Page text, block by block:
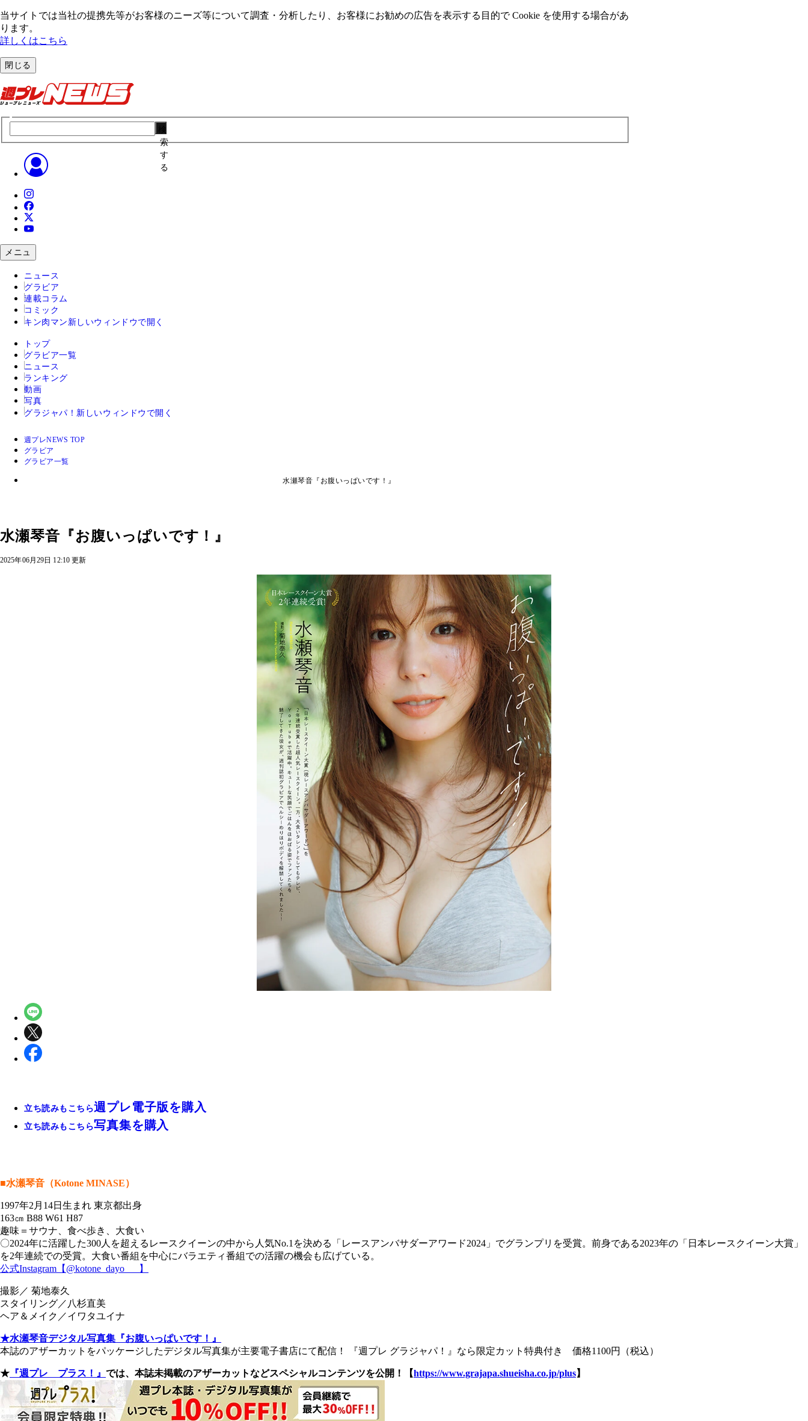
当サイトでは当社の提携先等がお客様のニーズ等について調査・分析したり、お客様にお勧めの広告を表⽰する⽬的で Cookie を使⽤する場合があ
ります。
詳しくはこちら
閉じる
索
す
る
メニュ
ニュース
グラビア
連載コラム
コミック
キン肉マン 新しいウィンドウで開く
トップ
グラビア一覧
ニュース
ランキング
動画
写真
グラジャパ！ 新しいウィンドウで開く
週プレNEWS TOP
グラビア
グラビア一覧
水瀬琴音『お腹いっぱいです！』
水瀬琴音『お腹いっぱいです！』
2025年06月29日 12:10 更新
立ち読みもこちら週プレ電子版を購入
立ち読みもこちら写真集を購入
■水瀬琴音（Kotone MINASE）
1997年2月14日生まれ 東京都出身
163㎝ B88 W61 H87
趣味＝サウナ、食べ歩き、大食い
〇2024年に活躍した300人を超えるレースクイーンの中から人気No.1を決める「レースアンバサダーアワード2024」でグランプリを受賞。前身である2023年の「日本レースクイーン大賞」
を2年連続での受賞。大食い番組を中心にバラエティ番組での活躍の機会も広げている。
公式Instagram【@kotone_dayo___】
撮影／ 菊地泰久
スタイリング／八杉直美
ヘア＆メイク／イワタユイナ
★水瀬琴音デジタル写真集『お腹いっぱいです！』
本誌のアザーカットをパッケージしたデジタル写真集が主要電子書店にて配信！ 『週プレ グラジャパ！』なら限定カット特典付き 価格1100円（税込）
★ 『週プレ プラス！』 では、本誌未掲載のアザーカットなどスペシャルコンテンツを公開！【https://www.grajapa.shueisha.co.jp/plus】